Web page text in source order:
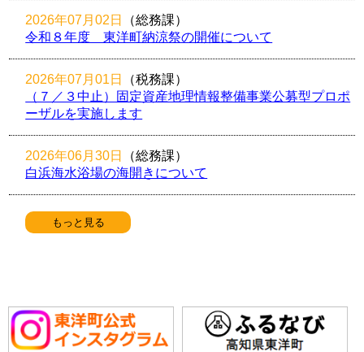
2026年07月02日 （総務課）
令和８年度 東洋町納涼祭の開催について
2026年07月01日 （税務課）
（７／３中止）固定資産地理情報整備事業公募型プロポ
ーザルを実施します
2026年06月30日 （総務課）
白浜海水浴場の海開きについて
もっと見る